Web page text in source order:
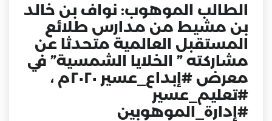
الطالب الموهوب: نواف بن خالد
بن مشيط من مدارس طلائع
المستقبل العالمية متحدثا عن
مشاركته ” الخلايا الشمسية” في
معرض #إبداع_عسير
#تعليم_عسير
#إدارة_الموهوبين